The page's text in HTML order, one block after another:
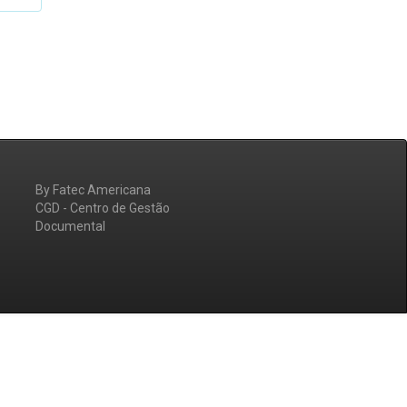
By Fatec Americana
CGD - Centro de Gestão
Documental